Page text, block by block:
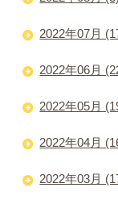
2022年07月
2022年06月
2022年05月
2022年04月
2022年03月